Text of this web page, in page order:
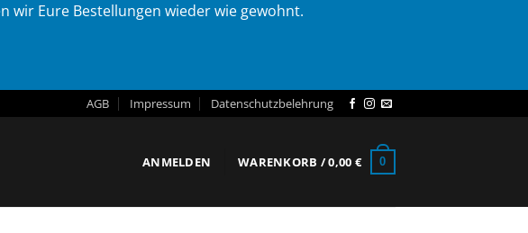
wir Eure Bestellungen wieder wie gewohnt.
AGB Impressum Datenschutzbelehrung
ANMELDEN WARENKORB /0,00 € 0